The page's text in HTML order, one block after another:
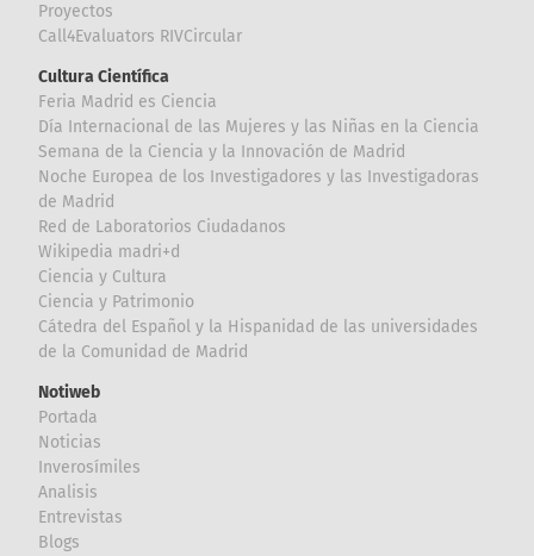
Proyectos
Call4Evaluators RIVCircular
Cultura Científica
Feria Madrid es Ciencia
Día Internacional de las Mujeres y las Niñas en la Ciencia
Semana de la Ciencia y la Innovación de Madrid
Noche Europea de los Investigadores y las Investigadoras
de Madrid
Red de Laboratorios Ciudadanos
Wikipedia madri+d
Ciencia y Cultura
Ciencia y Patrimonio
Cátedra del Español y la Hispanidad de las universidades
de la Comunidad de Madrid
Notiweb
Portada
Noticias
Inverosímiles
Analisis
Entrevistas
Blogs